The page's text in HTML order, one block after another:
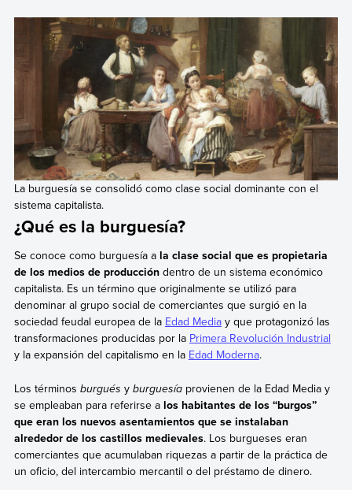
La burguesía se consolidó como clase social dominante con el
sistema capitalista.
¿Qué es la burguesía?
Se conoce como burguesía a la clase social que es propietaria
de los medios de produccióndentro de un sistema económico
capitalista. Es un término que originalmente se utilizó para
denominar al grupo social de comerciantes que surgió en la
sociedad feudal europea de la Edad Mediay que protagonizó las
transformaciones producidas por la Primera Revolución Industrial
y la expansión del capitalismo en la Edad Moderna.
Los términos burgués y burguesíaprovienen de la Edad Media y
se empleaban para referirse alos habitantes de los “burgos”
que eran los nuevos asentamientos que se instalaban
alrededor de los castillos medievales. Los burgueses eran
comerciantes que acumulaban riquezas a partir de la práctica de
un oficio, del intercambio mercantil o del préstamo de dinero.